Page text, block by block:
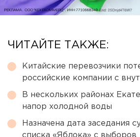
ЧИТАЙТЕ ТАКЖЕ:
Китайские перевозчики
российские компании с
В нескольких районах
напор холодной воды
Назначена дата заседания
списка «Яблока» с выборов